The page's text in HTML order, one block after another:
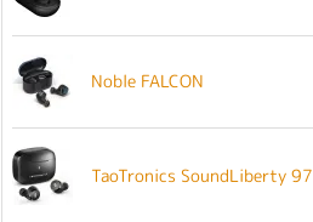
Noble FALCON
TaoTronics SoundLiberty 97